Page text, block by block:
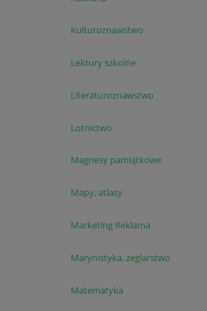
Kulturoznawstwo
Lektury szkolne
Literaturoznawstwo
Lotnictwo
Magnesy pamiątkowe
Mapy, atlasy
Marketing Reklama
Marynistyka, żeglarstwo
Matematyka